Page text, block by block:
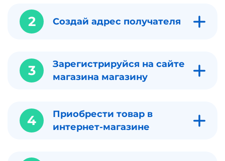
2 Создай адрес получателя
3
Зарегистрируйся на сайте
магазина магазину
4
Приобрести товар в
интернет-магазине